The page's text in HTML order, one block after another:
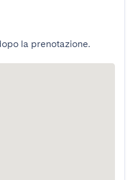
la prenotazione.